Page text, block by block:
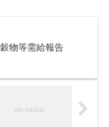
物等需給報告